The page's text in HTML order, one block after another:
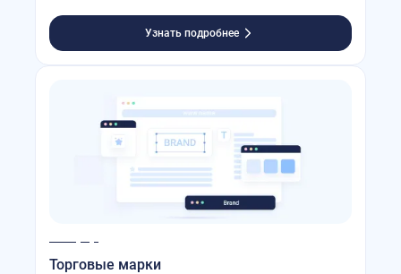
Узнать подробнее
Торговые марки